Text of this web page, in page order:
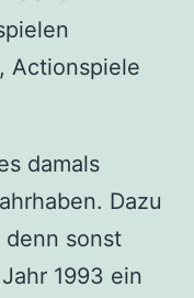
Actionspiele
damals
Dazu
sonst
1993 ein